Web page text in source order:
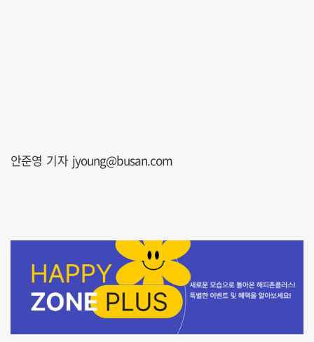
안준영 기자 jyoung@busan.com